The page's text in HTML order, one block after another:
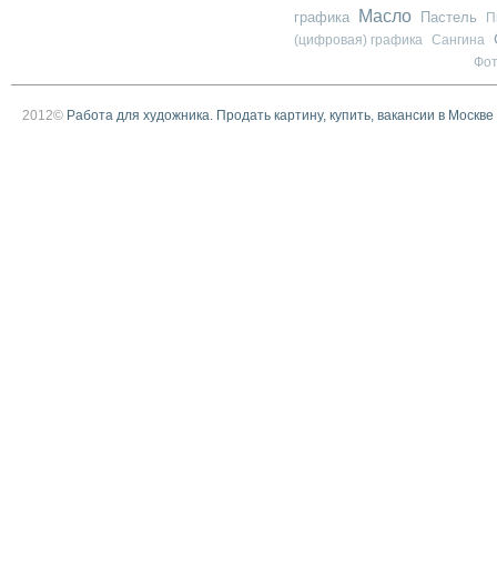
графика
Масло Пастель
(цифровая) графика
Сангина
2012© Работа для художника. Продать картину, купить, вакансии в Москве